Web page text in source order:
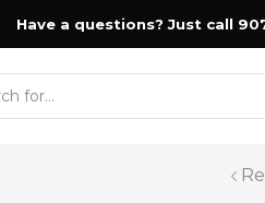
Have a questions? Just call